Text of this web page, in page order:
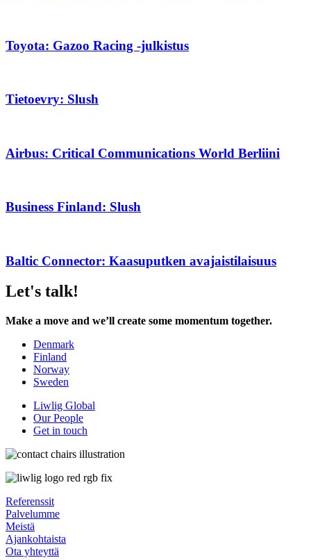
Toyota: Gazoo Racing -julkistus
Tietoevry: Slush
Airbus: Critical Communications World Berliini
Business Finland: Slush
Baltic Connector: Kaasuputken avajaistilaisuus
Let's talk!
Make a move and we’ll create some momentum together.
Denmark
Finland
Norway
Sweden
Liwlig Global
Our People
Get in touch
Referenssit
Palvelumme
Meistä
Ajankohtaista
Ota yhteyttä